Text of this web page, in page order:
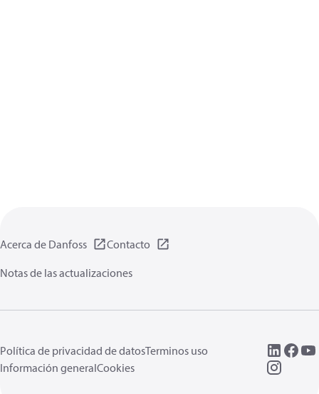
Acerca de Danfoss
Contacto
Notas de las actualizaciones
Política de privacidad de datosTerminos uso
Información generalCookies